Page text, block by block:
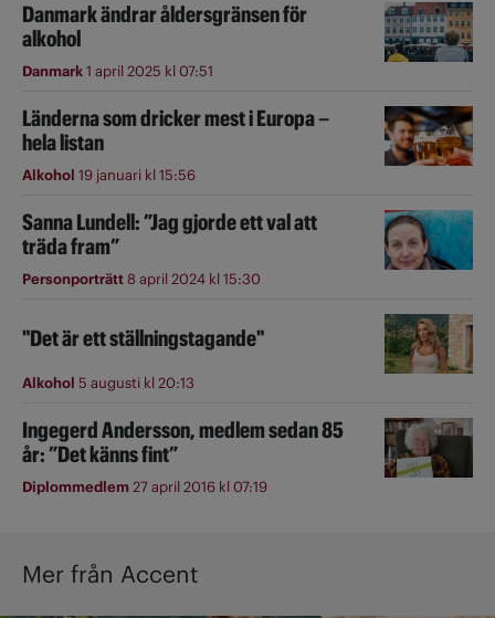
Danmark ändrar åldersgränsen för
alkohol
Danmark1 april 2025 kl 07:51
Länderna som dricker mest i Europa –
hela listan
Alkohol 19 januari kl 15:56
Sanna Lundell: ”Jag gjorde ett val att
träda fram”
Personporträtt8 april 2024 kl 15:30
"Det är ett ställningstagande"
Alkohol 5 augusti kl 20:13
Ingegerd Andersson, medlem sedan 85
år: ”Det känns fint”
Diplommedlem27 april 2016 kl 07:19
Mer från Accent